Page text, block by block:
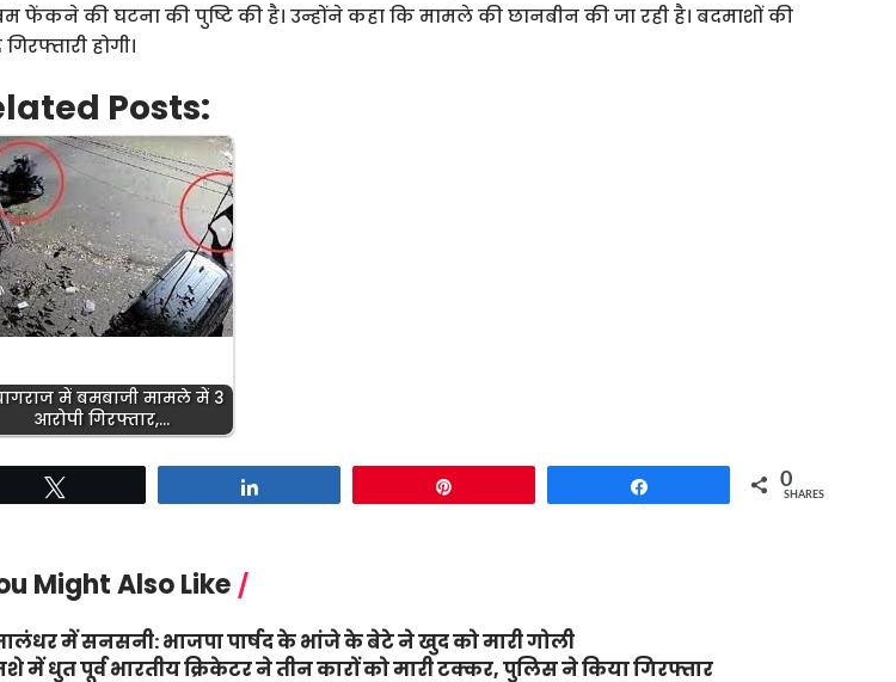
फेंकने की घटना की पुष्टि की है। उन्होंने कहा कि मामले की छानबीन की जा रही है। बदमाशों की
होगी।
Posts:
में बमबाजी मामले में 3
आरोपी गिरफ्तार,…
0
SHARES
Might Also Like
में सनसनी: भाजपा पार्षद के भांजे के बेटे ने खुद को मारी गोली
में धुत पूर्व भारतीय क्रिकेटर ने तीन कारों को मारी टक्कर, पुलिस ने किया गिरफ्तार